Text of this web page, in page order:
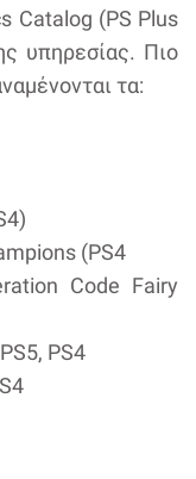
Catalog (PS Plus
υπηρεσίας. Πιο
τα:
(PS4
Code Fairy
PS4